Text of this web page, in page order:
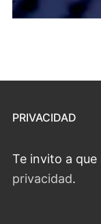
PRIVACIDAD
Te invito a
privacidad.